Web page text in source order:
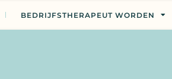
BEDRIJFSTHERAPEUT WORDEN